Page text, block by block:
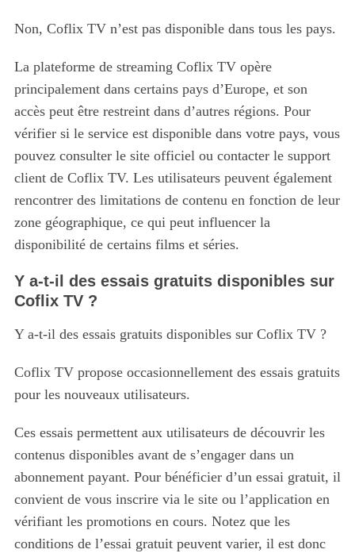
Non, Coflix TV n’est pas disponible dans tous les pays.
La plateforme de streaming Coflix TV opère
principalement dans certains pays d’Europe, et son
accès peut être restreint dans d’autres régions. Pour
vérifier si le service est disponible dans votre pays, vous
pouvez consulter le site officiel ou contacter le support
client de Coflix TV. Les utilisateurs peuvent également
rencontrer des limitations de contenu en fonction de leur
zone géographique, ce qui peut influencer la
disponibilité de certains films et séries.
Y a-t-il des essais gratuits disponibles sur
Coflix TV ?
Y a-t-il des essais gratuits disponibles sur Coflix TV ?
Coflix TV propose occasionnellement des essais gratuits
pour les nouveaux utilisateurs.
Ces essais permettent aux utilisateurs de découvrir les
contenus disponibles avant de s’engager dans un
abonnement payant. Pour bénéficier d’un essai gratuit, il
convient de vous inscrire via le site ou l’application en
vérifiant les promotions en cours. Notez que les
conditions de l’essai gratuit peuvent varier, il est donc